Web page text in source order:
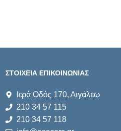
ΣΤΟΙΧΕΙΑ ΕΠΙΚΟΙΝΩΝΙΑΣ
Ιερά Οδός 170, Αιγάλεω
210 34 57 115
210 34 57 118